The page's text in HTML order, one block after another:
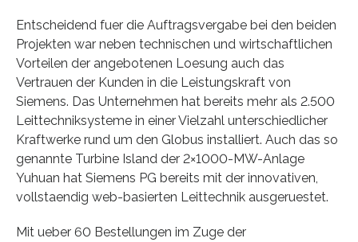
Entscheidend fuer die Auftragsvergabe bei den beiden
Projekten war neben technischen und wirtschaftlichen
Vorteilen der angebotenen Loesung auch das
Vertrauen der Kunden in die Leistungskraft von
Siemens. Das Unternehmen hat bereits mehr als 2.500
Leittechniksysteme in einer Vielzahl unterschiedlicher
Kraftwerke rund um den Globus installiert. Auch das so
genannte Turbine Island der 2×1000-MW-Anlage
Yuhuan hat Siemens PG bereits mit der innovativen,
vollstaendig web-basierten Leittechnik ausgeruestet.
Mit ueber 60 Bestellungen im Zuge der